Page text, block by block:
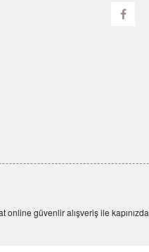
güvenlir alışveriş ile kapınızda